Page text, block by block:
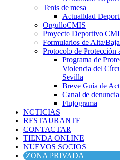
Tenis de mesa
Actualidad
OrgulloCMIS
Proyecto Deportivo
Formularios de Alta/Baja
Protocolo de Protección
Programa de
Violencia del
Sevilla
Breve Guía de
Canal de denuncia
Flujograma
NOTICIAS
RESTAURANTE
CONTACTAR
TIENDA ONLINE
NUEVOS SOCIOS
ZONA PRIVADA